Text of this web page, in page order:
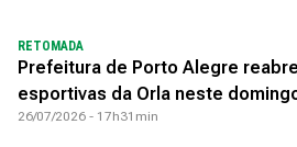
RETOMADA
Prefeitura de Porto Alegre
esportivas da Orla neste
26/07/2026 - 17h31min